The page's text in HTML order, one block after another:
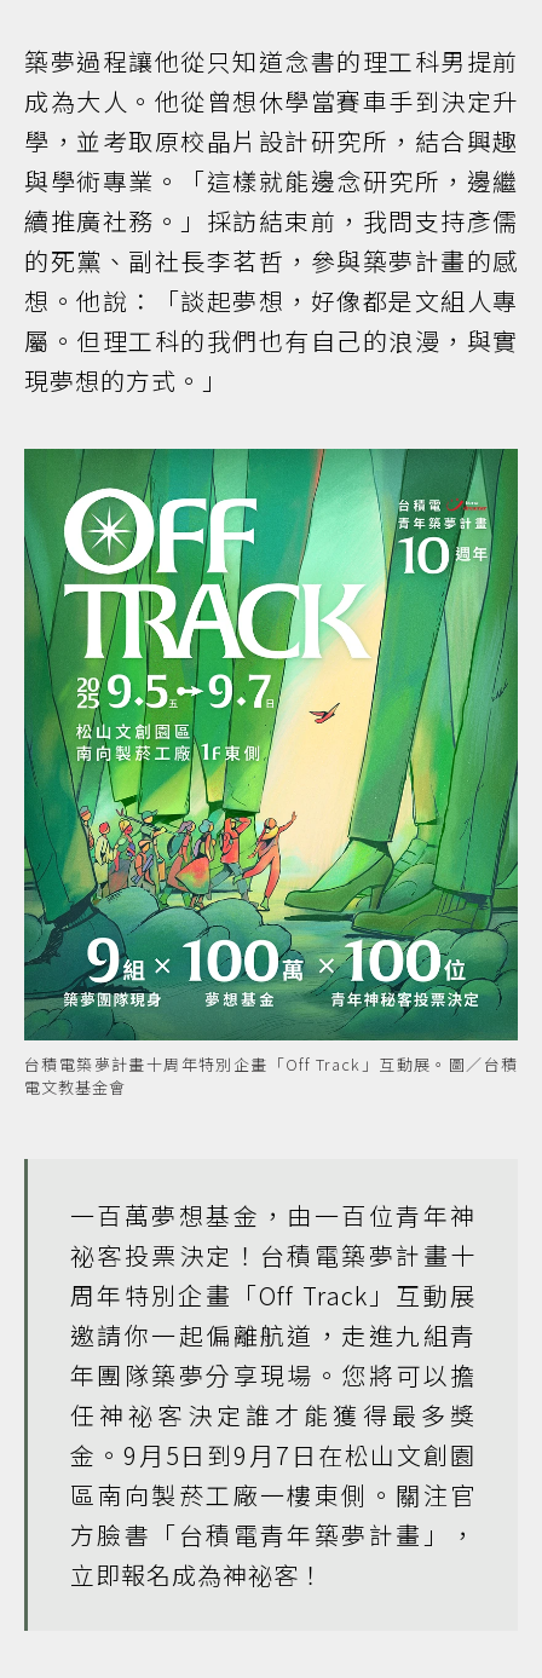
築夢過程讓他從只知道念書的理工科男提前
成為大人。他從曾想休學當賽車手到決定升
學，並考取原校晶片設計研究所，結合興趣
與學術專業。「這樣就能邊念研究所，邊繼
續推廣社務。」採訪結束前，我問支持彥儒
的死黨、副社長李茗哲，參與築夢計畫的感
想。他說：「談起夢想，好像都是文組人專
屬。但理工科的我們也有自己的浪漫，與實
現夢想的方式。」
台積電築夢計畫十周年特別企畫「Off Track」互動展。圖／台積
電文教基金會
一百萬夢想基金，由一百位青年神
祕客投票決定！台積電築夢計畫十
周年特別企畫「Off Track」互動展
邀請你一起偏離航道，走進九組青
年團隊築夢分享現場。您將可以擔
任神祕客決定誰才能獲得最多獎
金。9月5日到9月7日在松山文創園
區南向製菸工廠一樓東側。關注官
方臉書「台積電青年築夢計畫」，
立即報名成為神祕客！